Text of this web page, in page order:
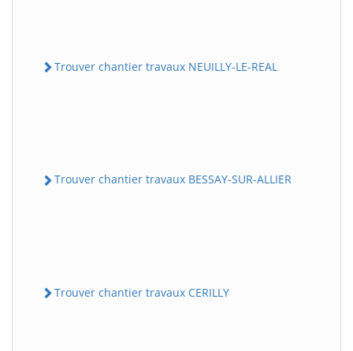
Trouver chantier travaux NEUILLY-LE-REAL
Trouver chantier travaux BESSAY-SUR-ALLIER
Trouver chantier travaux CERILLY